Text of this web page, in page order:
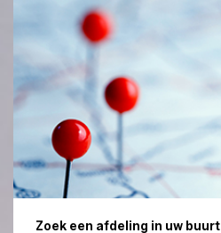
Zoek een afdeling in uw buurt